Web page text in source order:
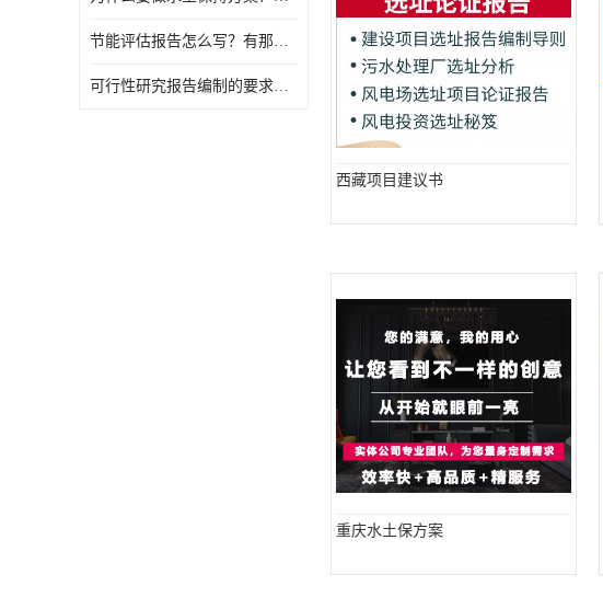
节能评估报告怎么写？有那些要求？
可行性研究报告编制的要求？什么是可行性研究报告？
西藏项目建议书
重庆水土保方案